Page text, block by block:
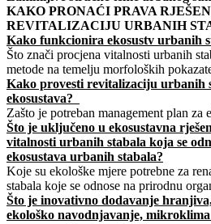
KAKO PRONAĆI PRAVA
REVITALIZACIJU URBANIH
Kako funkcionira ekosustv urbanih
Što znači procjena vitalnosti urbanih
metode na temelju morfoloških
Kako provesti revitalizaciju urbanih
ekosustava?
Zašto je potreban management plan za
Što je uključeno u ekosustavna
vitalnosti urbanih stabala koja se
ekosustava urbanih stabala?
Koje su ekološke mjere potrebne za
stabala koje se odnose na prirodnu
Što je inovativno dodavanje
ekološko navodnjavanje,